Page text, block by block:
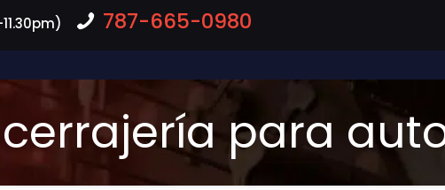
787-665-0980
para